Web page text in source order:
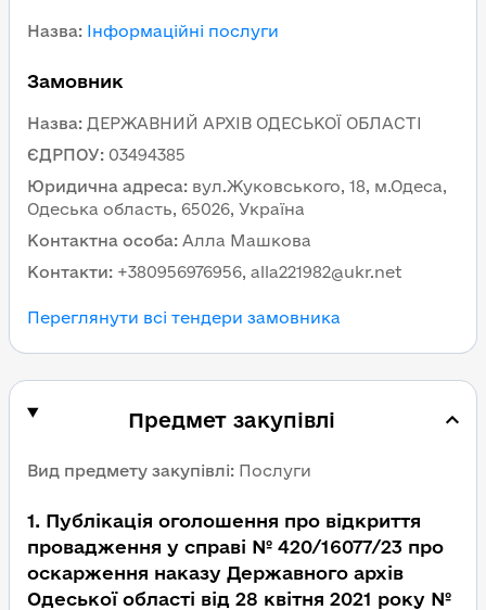
Назва: Інформаційні послуги
Замовник
Назва: ДЕРЖАВНИЙ АРХІВ ОДЕСЬКОЇ ОБЛАСТІ
ЄДРПОУ: 03494385
Юридична адреса: вул.Жуковського, 18, м.Одеса,
Одеська область, 65026, Україна
Контактна особа: Алла Машкова
Контакти: +380956976956, alla221982@ukr.net
Переглянути всі тендери замовника
Предмет закупівлі
Вид предмету закупівлі: Послуги
1. Публікація оголошення про відкриття
провадження у справі № 420/16077/23 про
оскарження наказу Державного архів
Одеської області від 28 квітня 2021 року №